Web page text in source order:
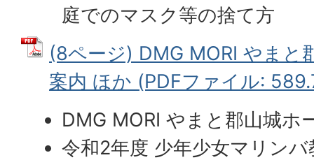
庭でのマスク等の捨て方
(8ページ) DMG MORI やまと
案内 ほか (PDFファイル:
DMG MORI やまと郡山城ホ
令和2年度 少年少女マリン